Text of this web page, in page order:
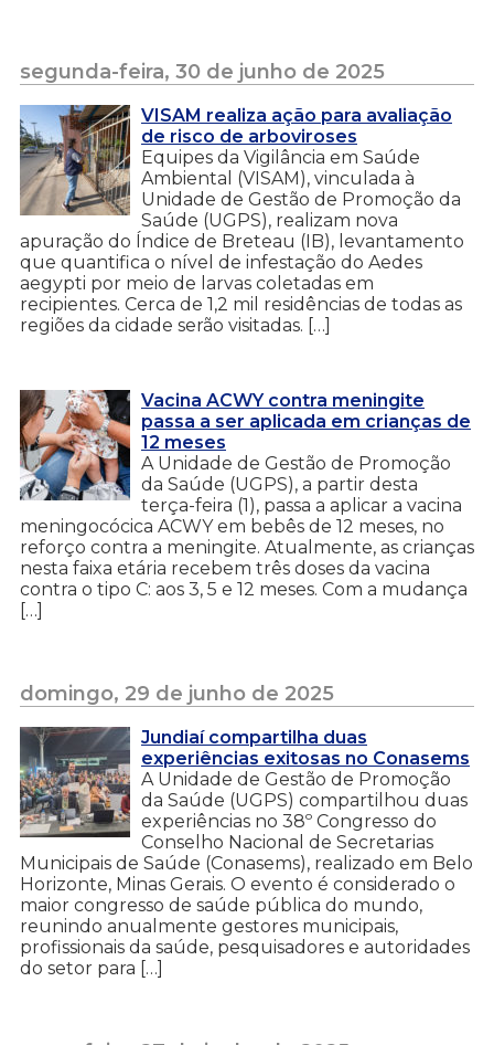
segunda-feira, 30 de junho de 2025
VISAM realiza ação para avaliação
de risco de arboviroses
Equipes da Vigilância em Saúde
Ambiental (VISAM), vinculada à
Unidade de Gestão de Promoção da
Saúde (UGPS), realizam nova
apuração do Índice de Breteau (IB), levantamento
que quantifica o nível de infestação do Aedes
aegypti por meio de larvas coletadas em
recipientes. Cerca de 1,2 mil residências de todas as
regiões da cidade serão visitadas. […]
Vacina ACWY contra meningite
passa a ser aplicada em crianças de
12 meses
A Unidade de Gestão de Promoção
da Saúde (UGPS), a partir desta
terça-feira (1), passa a aplicar a vacina
meningocócica ACWY em bebês de 12 meses, no
reforço contra a meningite. Atualmente, as crianças
nesta faixa etária recebem três doses da vacina
contra o tipo C: aos 3, 5 e 12 meses. Com a mudança
[…]
domingo, 29 de junho de 2025
Jundiaí compartilha duas
experiências exitosas no Conasems
A Unidade de Gestão de Promoção
da Saúde (UGPS) compartilhou duas
experiências no 38º Congresso do
Conselho Nacional de Secretarias
Municipais de Saúde (Conasems), realizado em Belo
Horizonte, Minas Gerais. O evento é considerado o
maior congresso de saúde pública do mundo,
reunindo anualmente gestores municipais,
profissionais da saúde, pesquisadores e autoridades
do setor para […]